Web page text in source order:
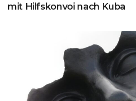
mit Hilfskonvoi nach Kuba